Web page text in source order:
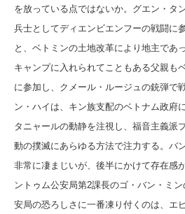
を放っている点ではないか。グエン・タ
兵士としてディエンビエンフーの戦闘に
と、ベトミンの土地改革により地主であ
キャンプに入れられてこともある父親も
に参加し、クメール・ルージュの銃弾で
ン・ハイは、キン族支配のベトナム政府
タニャールの動静を注視し、福音主義派
動の撲滅にあらゆる方法で注力する。バ
非常に凄まじいが、後半にかけて存在感
ントゥム公安局第2課長のゴ・バン・ミ
安局の恐ろしさに一番凍り付くのは、エ